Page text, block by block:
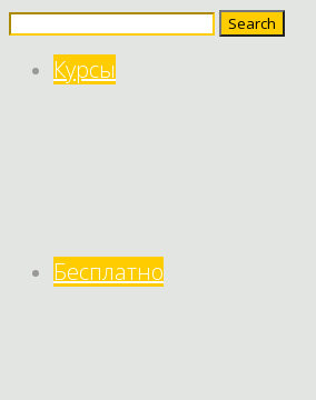
Search
Курсы
Бесплатно